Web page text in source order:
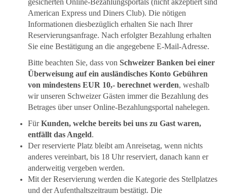
American Express und Diners Club). Die nötigen
Informationen diesbezüglich erhalten Sie nach Ihrer
Reservierungsanfrage. Nach erfolgter Bezahlung erhalten
Sie eine Bestätigung an die angegebene E-Mail-Adresse.
Bitte beachten Sie, dass von Schweizer Banken bei einer
Überweisung auf ein ausländisches Konto Gebühren
von mindestens EUR 10,- berechnet werden, weshalb
wir unseren Schweizer Gästen immer die Bezahlung des
Betrages über unser Online-Bezahlungsportal nahelegen.
FürKunden, welche bereits bei uns zu Gast waren,
entfällt das Angeld.
Der reservierte Platz bleibt am Anreisetag, wenn nichts
anderes vereinbart, bis 18 Uhr reserviert, danach kann er
anderweitig vergeben werden.
Mit der Reservierung werden die Kategorie des Stellplatzes
und der Aufenthaltszeitraum bestätigt. Die